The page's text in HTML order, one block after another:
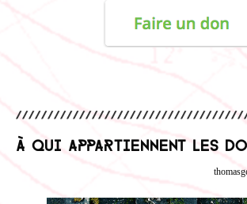
À qui appartiennent les